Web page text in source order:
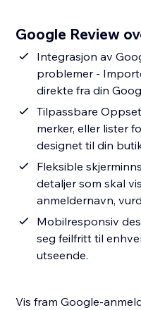
Google Review
Integrasjon av
problemer -
direkte fra din
Tilpassbare
merker, eller lister
designet til din
Fleksible
detaljer som skal
anmeldernavn,
Mobilresponsiv
seg feilfritt til
utseende.
Vis fram Google-